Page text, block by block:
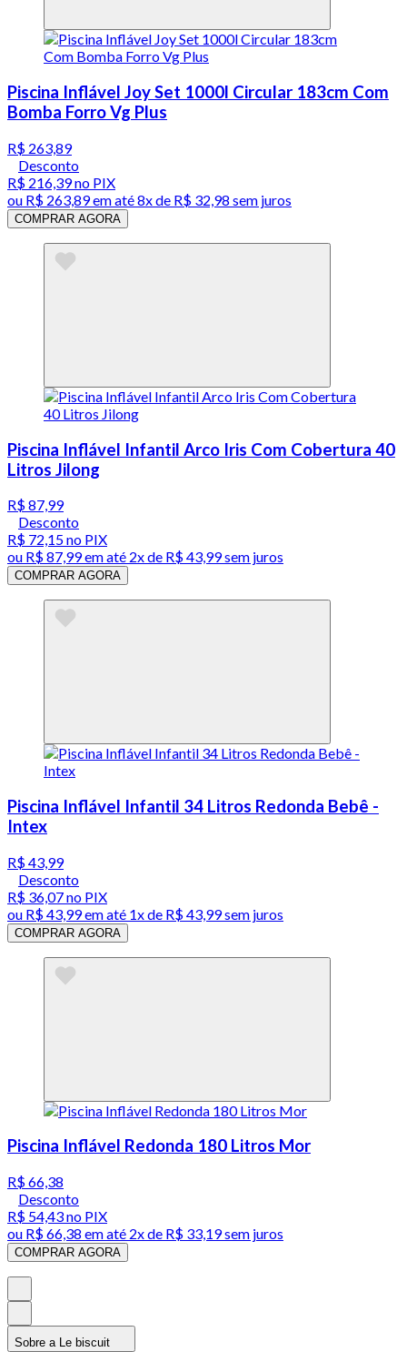
Piscina Inflável Joy Set 1000l Circular 183cm Com
Bomba Forro Vg Plus
R$ 263,89
Desconto
R$ 216,39no PIX
ou R$ 263,89em até8x de R$ 32,98 sem juros
COMPRAR AGORA
Piscina Inflável Infantil Arco Iris Com Cobertura 40
Litros Jilong
R$ 87,99
Desconto
R$ 72,15no PIX
ou R$ 87,99em até 2x de R$ 43,99 sem juros
COMPRAR AGORA
Piscina Inflável Infantil 34 Litros Redonda Bebê -
Intex
R$ 43,99
Desconto
R$ 36,07no PIX
ou R$ 43,99em até 1x de R$ 43,99sem juros
COMPRAR AGORA
Piscina Inflável Redonda 180 Litros Mor
R$ 66,38
Desconto
R$ 54,43no PIX
ou R$ 66,38 em até 2x de R$ 33,19 sem juros
COMPRAR AGORA
Sobre a Le biscuit